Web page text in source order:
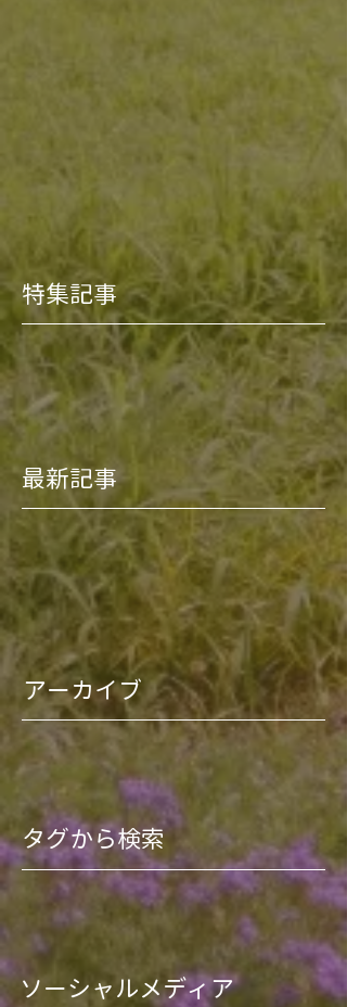
特集記事
最新記事
アーカイブ
タグから検索
ソーシャルメディア